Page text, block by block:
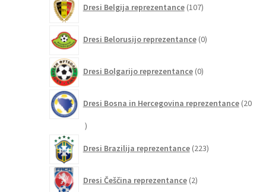
Dresi Belgija reprezentance 107izdelkov
Dresi Belorusijo reprezentance 0izdelkov
Dresi Bolgarijo reprezentance 0izdelkov
Dresi Bosna in Hercegovina reprezentance 20
20
Dresi Brazilija reprezentance 223izdelkov
Dresi Češčina reprezentance 2izdelka